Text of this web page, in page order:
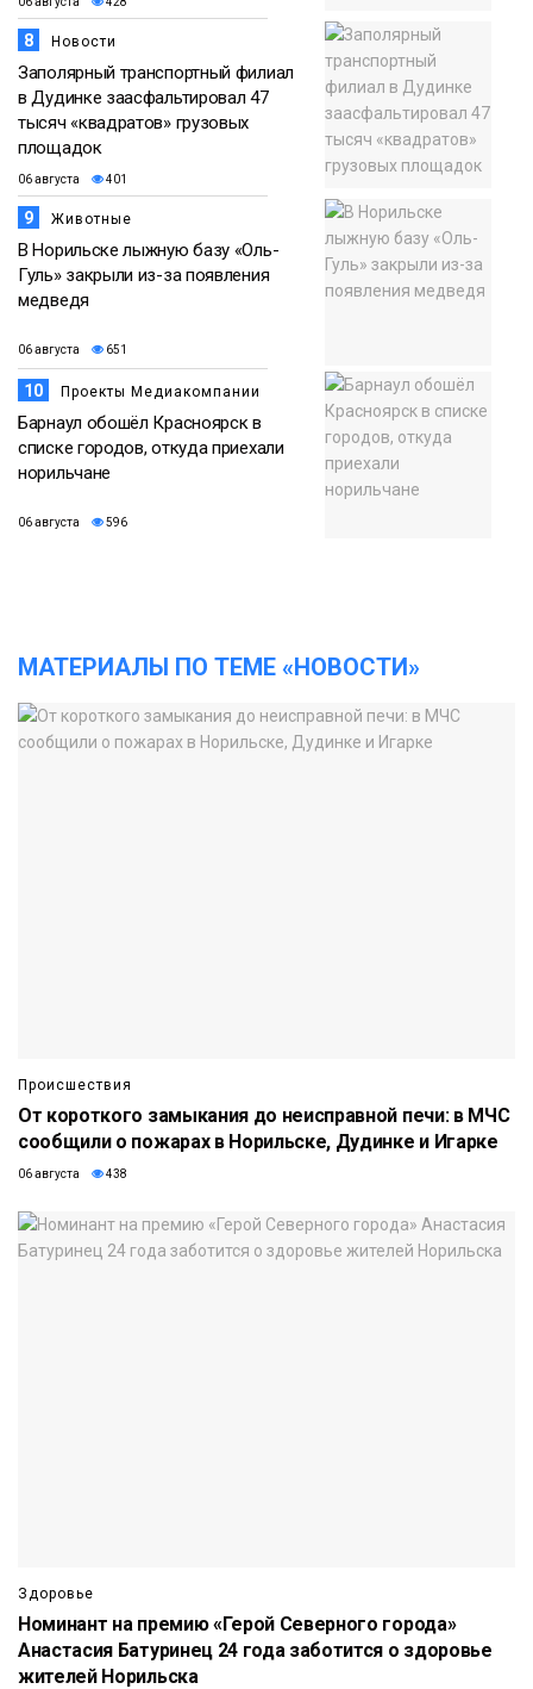
8 Новости
Заполярный транспортный филиал
в Дудинке заасфальтировал 47
тысяч «квадратов» грузовых
площадок
06 августа 401
9 Животные
В Норильске лыжную базу «Оль-
Гуль» закрыли из-за появления
медведя
06 августа 651
10 Проекты Медиакомпании
Барнаул обошёл Красноярск в
списке городов, откуда приехали
норильчане
06 августа 596
МАТЕРИАЛЫ ПО ТЕМЕ «НОВОСТИ»
Происшествия
От короткого замыкания до неисправной печи: в МЧС
сообщили о пожарах в Норильске, Дудинке и Игарке
06 августа 438
Здоровье
Номинант на премию «Герой Северного города»
Анастасия Батуринец 24 года заботится о здоровье
жителей Норильска